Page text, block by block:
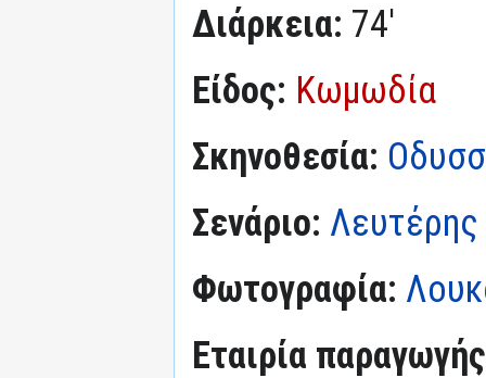
Διάρκεια: 74'
Είδος: Κωμωδία
Σκηνοθεσία:
Σενάριο:
Φωτογραφία:
Εταιρία